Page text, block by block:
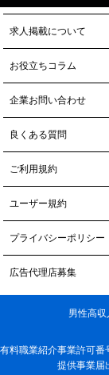
求人掲載について
お役立ちコラム
企業お問い合わせ
良くある質問
ご利用規約
ユーザー規約
プライバシーポリシー
広告代理店募集
男性高
有料職業紹介事業許可
提供事業届